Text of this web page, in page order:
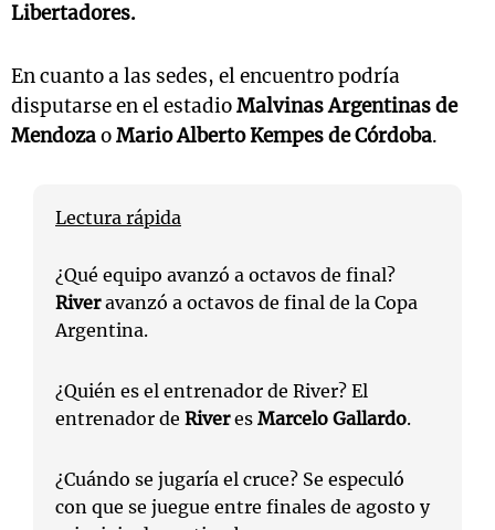
Libertadores.
En cuanto a las sedes, el encuentro podría
disputarse en el estadioMalvinas Argentinas de
MendozaoMario Alberto Kempes de Córdoba.
Lectura rápida
¿Qué equipo avanzó a octavos de final?
Riveravanzó a octavos de final de la Copa
Argentina.
¿Quién es el entrenador de River? El
entrenador de Riveres Marcelo Gallardo.
¿Cuándo se jugaría el cruce? Se especuló
con que se juegue entre finales de agosto y